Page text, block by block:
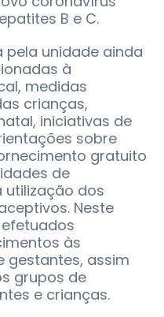
B e C.
unidade ainda
à
medidas
crianças,
iniciativas de
sobre
gratuito
de
utilização dos
Neste
às
gestantes, assim
grupos de
e crianças.